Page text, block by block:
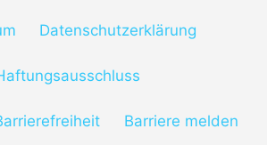
Datenschutzerklärung
Barriere melden